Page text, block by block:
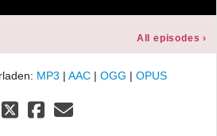
All episodes ›
MP3 | AAC | OGG | OPUS